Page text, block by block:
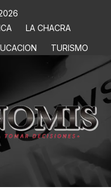
LA CHACRA
TURISMO